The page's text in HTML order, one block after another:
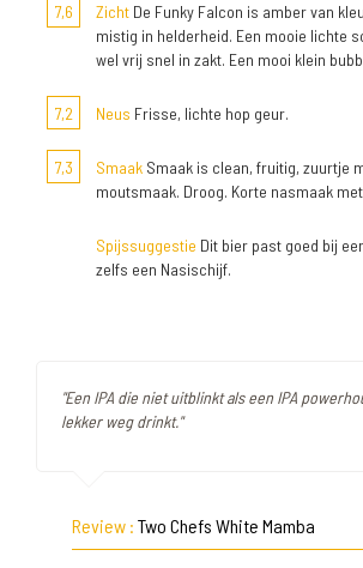
7,6
Zicht De Funky Falcon is amber van
mistig in helderheid. Een mooie lichte
wel vrij snel in zakt. Een mooi klein
7,2 Neus Frisse, lichte hop geur.
7,3 Smaak Smaak is clean, fruitig, zuurtje
moutsmaak. Droog. Korte nasmaak
Spijssuggestie Dit bier past goed bij
zelfs een Nasischijf.
"Een IPA die niet uitblinkt als een IPA
lekker weg drinkt."
Review : Two Chefs White Mamba